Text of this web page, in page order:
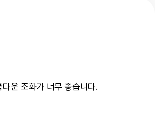
운 조화가 너무 좋습니다.